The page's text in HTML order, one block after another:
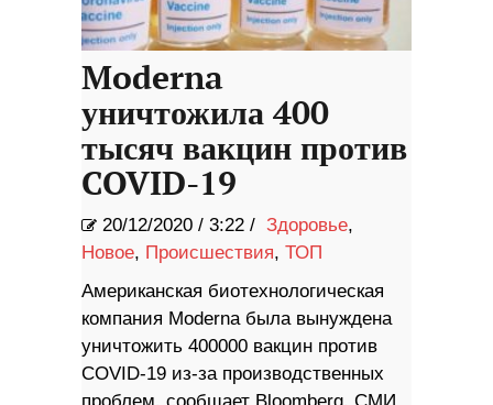
Moderna
уничтожила 400
тысяч вакцин против
COVID-19
20/12/2020 / 3:22 / Здоровье,
Новое, Происшествия, ТОП
Американская биотехнологическая
компания Moderna была вынуждена
уничтожить 400000 вакцин против
COVID-19 из-за производственных
проблем, сообщает Bloomberg. СМИ